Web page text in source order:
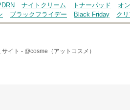
ナイトクリーム トナーパッド オ
ブラックフライデー Black Friday ク
サイト - @cosme（アットコスメ）